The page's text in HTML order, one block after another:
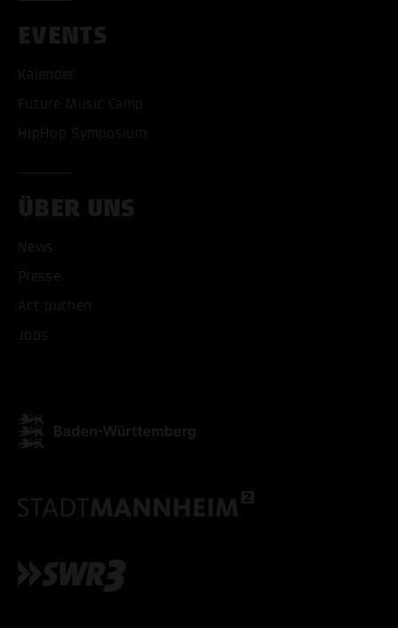
EVENTS
Kalender
Future Music Camp
HipHop Symposium
ÜBER UNS
News
Presse
Act buchen
Jobs